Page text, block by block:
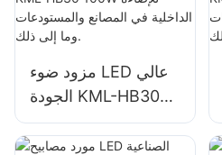
مزود ضوء LED عالي
الجودة KML-HB30
100W للإضاءة الداخلية
في المصانع